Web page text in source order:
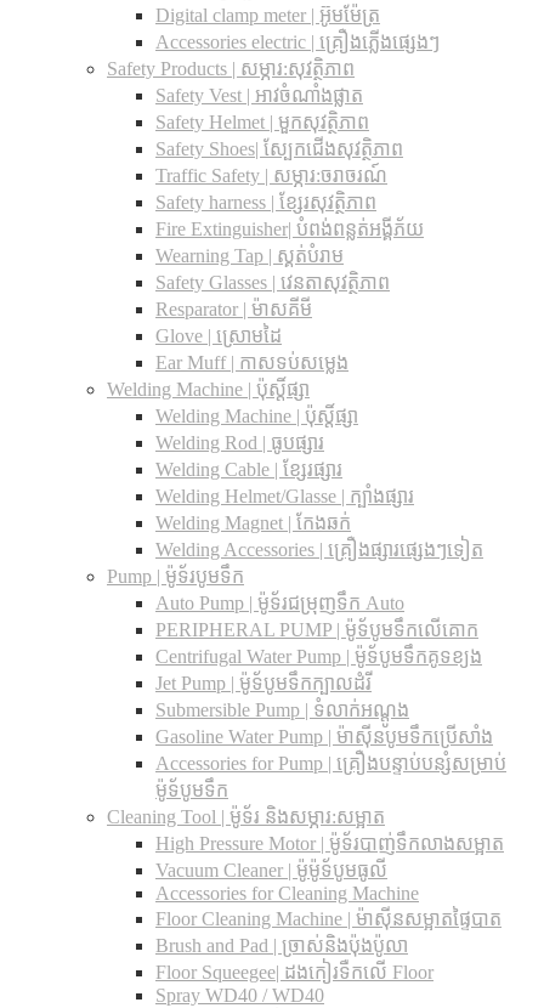
Digital clamp meter | អ៊ូមម៉ែត្រ
Accessories electric | គ្រឿងភ្លើងផ្សេងៗ
Safety Products | សម្ភារ:សុវត្ថិភាព
Safety Vest | អាវចំណាំងផ្លាត
Safety Helmet | មួកសុវត្ថិភាព
Safety Shoes| ស្បែកជើងសុវត្ថិភាព
Traffic Safety​ | សម្ភារ:ចរាចរណ៍
Safety harness | ខ្សែរសុវត្ថិភាព
Fire Extinguisher| បំពង់ពន្លត់អង្គីភ័យ
Wearning Tap | ស្គត់បំរាម
Safety Glasses | វេនតាសុវត្ថិភាព
Resparator | ម៉ាសគីមី
Glove | ស្រោមដៃ
Ear Muff | កាសទប់សម្លេង
Welding Machine | ប៉ុស្តិ៍ផ្សា
Welding Machine | ប៉ុស្តិ៍ផ្សា
Welding Rod | ធូបផ្សារ
Welding Cable | ខ្សែរផ្សារ
Welding Helmet/Glasse | ក្បាំងផ្សារ
Welding Magnet | កែងឆក់
Welding Accessories | គ្រឿងផ្សារផ្សេងៗទៀត
Pump | ម៉ូទ័របូមទឹក
Auto Pump | ម៉ូទ័រជម្រុញទឹក Auto
PERIPHERAL PUMP | ម៉ូទ័បូមទឹកលើគោក
Centrifugal Water Pump | ម៉ូទ័បូមទឹកគូទខ្យង
Jet Pump | ម៉ូទ័បូមទឹកក្បាលដំរី
Submersible Pump | ទំលាក់អណ្តូង
Gasoline Water Pump | ម៉ាស៊ីនបូមទឹកប្រើសាំង
Accessories for Pump | គ្រឿងបន្ទាប់បន្សំសម្រាប់
ម៉ូទ័បូមទឹក
Cleaning Tool | ម៉ូទ័រ និងសម្ភារ:សម្អាត
High Pressure Motor | ម៉ូទ័របាញ់ទឹកលាងសម្អាត
Vacuum Cleaner | ម៉ូម៉ូទ័បូមធូលី
Accessories for Cleaning Machine
Floor Cleaning Machine | ម៉ាស៊ីនសម្អាតផ្ទៃបាត
Brush and Pad | ច្រាស់និងប៉ុងប៉ូលា
Floor Squeegee| ដងកៀរទឺកលើ Floor
Spray WD40 / WD40